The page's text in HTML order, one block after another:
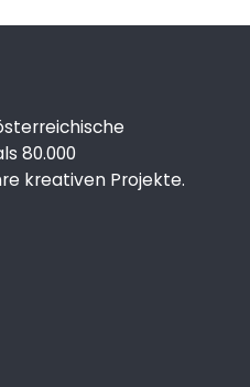
80.000
kreativen Projekte.